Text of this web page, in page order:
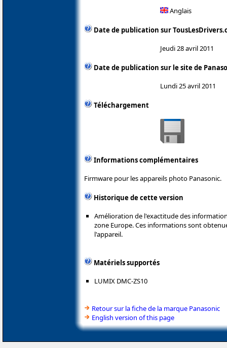
Anglais
Date de publication sur
Jeudi 28 avril 2011
Date de publication sur le site de
Lundi 25 avril 2011
Téléchargement
Informations complémentaires
Firmware pour les appareils photo Panasonic.
Historique de cette version
Amélioration de l'exactitude des
zone Europe. Ces informations sont
l'appareil.
Matériels supportés
LUMIX DMC-ZS10
Retour sur la fiche de la marque Panasonic
English version of this page